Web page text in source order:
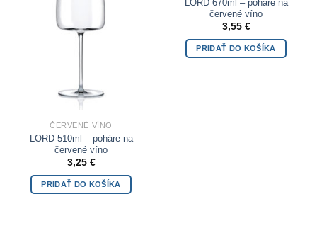
ČERVENÉ VÍNO
LORD 510ml – poháre na
červené víno
3,25 €
PRIDAŤ DO KOŠÍKA
LORD 670ml – poháre na
červené víno
3,55 €
PRIDAŤ DO KOŠÍKA